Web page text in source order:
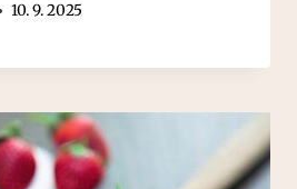
10. 9. 2025